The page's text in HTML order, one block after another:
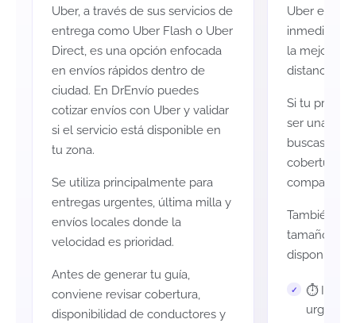
Uber, a través de sus servicios de
entrega como Uber Flash o Uber
Direct, es una opción enfocada
en envíos rápidos dentro de
ciudad. En DrEnvío puedes
cotizar envíos con Uber y validar
si el servicio está disponible en
tu zona.
Se utiliza principalmente para
entregas urgentes, última milla y
envíos locales donde la
velocidad es prioridad.
Antes de generar tu guía,
conviene revisar cobertura,
disponibilidad de conductores y
Uber es
inmediatas,
la mejor
distancias o
Si tu
ser una
buscas
cobertura
comparar
También es
tamaño del
⏱️ Ideal
urgentes